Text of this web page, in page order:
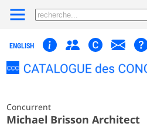
ENGLISH
Concurrent
Michael Brisson Architect